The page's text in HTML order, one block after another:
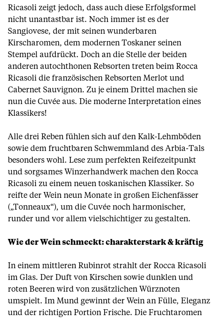
Ricasoli zeigt jedoch, dass auch diese Erfolgsformel
nicht unantastbar ist. Noch immer ist es der
Sangiovese, der mit seinen wunderbaren
Kirscharomen, dem modernen Toskaner seinen
Stempel aufdrückt. Doch an die Stelle der beiden
anderen autochthonen Rebsorten treten beim Rocca
Ricasoli die französischen Rebsorten Merlot und
Cabernet Sauvignon. Zu je einem Drittel machen sie
nun die Cuvée aus. Die moderne Interpretation eines
Klassikers!
Alle drei Reben fühlen sich auf den Kalk-Lehmböden
sowie dem fruchtbaren Schwemmland des Arbia-Tals
besonders wohl. Lese zum perfekten Reifezeitpunkt
und sorgsames Winzerhandwerk machen den Rocca
Ricasoli zu einem neuen toskanischen Klassiker. So
reifte der Wein neun Monate in großen Eichenfässer
(„Tonneaux“), um die Cuvée noch harmonischer,
runder und vor allem vielschichtiger zu gestalten.
Wie der Wein schmeckt: charakterstark & kräftig
In einem mittleren Rubinrot strahlt der Rocca Ricasoli
im Glas. Der Duft von Kirschen sowie dunklen und
roten Beeren wird von zusätzlichen Würznoten
umspielt. Im Mund gewinnt der Wein an Fülle, Eleganz
und der richtigen Portion Frische. Die Fruchtaromen